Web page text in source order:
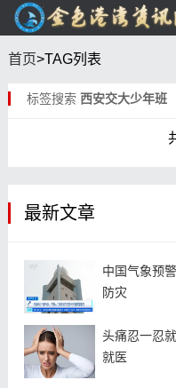
首页>TAG列表
标签搜索 西安交大少年班
最新文章
中国气象预
防灾
头痛忍一忍
就医